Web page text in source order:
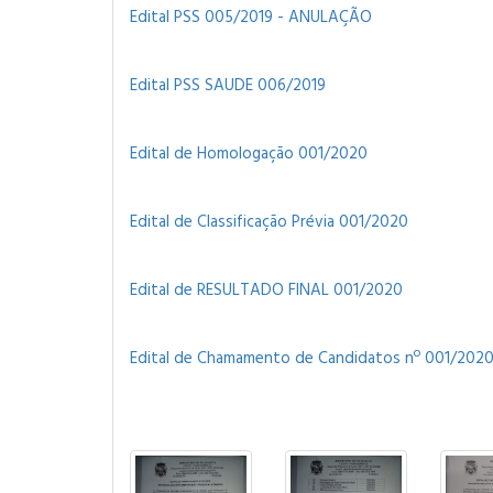
Edital PSS 005/2019 - ANULAÇÃO
Edital PSS SAUDE 006/2019
Edital de Homologação 001/2020
Edital de Classificação Prévia 001/2020
Edital de RESULTADO FINAL 001/2020
Edital de Chamamento de Candidatos nº 001/2020